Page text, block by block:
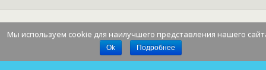
Мы используем cookie для наилучшего представления нашего
Ok Подробнее
Наверх